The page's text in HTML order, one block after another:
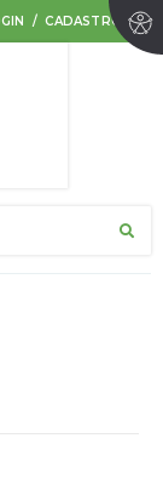
/ CADASTRO